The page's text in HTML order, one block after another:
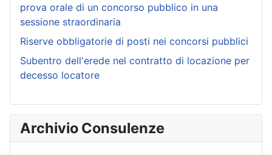
prova orale di un concorso pubblico in una
sessione straordinaria
Riserve obbligatorie di posti nei concorsi pubblici
Subentro dell'erede nel contratto di locazione per
decesso locatore
Archivio Consulenze